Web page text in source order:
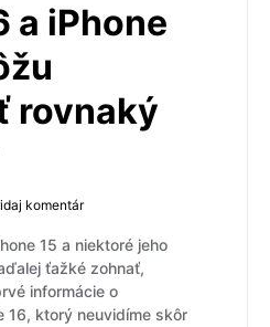
a iPhone
rovnaký
komentár
15 a niektoré jeho
ťažké zohnať,
informácie o
16, ktorý neuvidíme skôr